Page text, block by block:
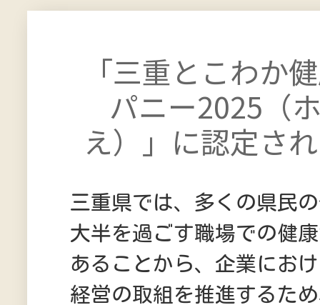
「三重とこわか
パニー2025（
え）」に認定さ
三重県では、多くの県民
大半を過ごす職場での健
あることから、企業にお
経営の取組を推進するた